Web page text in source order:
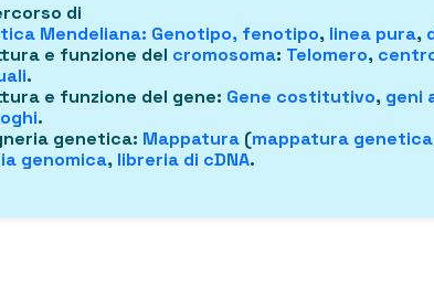
di
Mendeliana: Genotipo, fenotipo, linea pura,
e funzione del cromosoma: Telomero,
.
e funzione del gene: Gene costitutivo, geni
.
genetica: Mappatura (mappatura genetica
genomica, libreria di cDNA.